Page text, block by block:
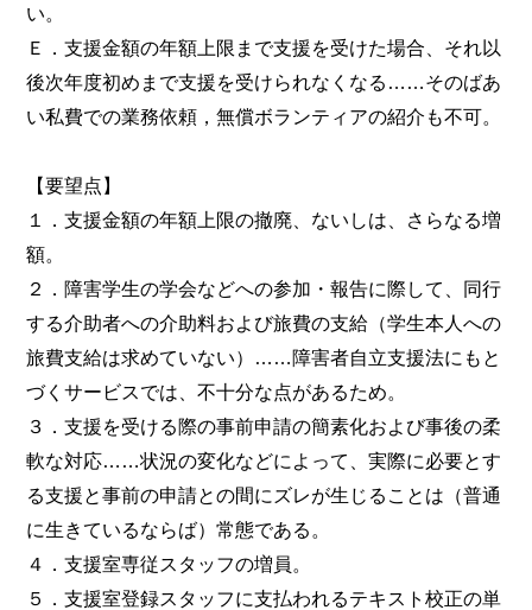
い。
Ｅ．支援金額の年額上限まで支援を受けた場合、それ以
後次年度初めまで支援を受けられなくなる……そのばあ
い私費での業務依頼，無償ボランティアの紹介も不可。
【要望点】
１．支援金額の年額上限の撤廃、ないしは、さらなる増
額。
２．障害学生の学会などへの参加・報告に際して、同行
する介助者への介助料および旅費の支給（学生本人への
旅費支給は求めていない）……障害者自立支援法にもと
づくサービスでは、不十分な点があるため。
３．支援を受ける際の事前申請の簡素化および事後の柔
軟な対応……状況の変化などによって、実際に必要とす
る支援と事前の申請との間にズレが生じることは（普通
に生きているならば）常態である。
４．支援室専従スタッフの増員。
５．支援室登録スタッフに支払われるテキスト校正の単